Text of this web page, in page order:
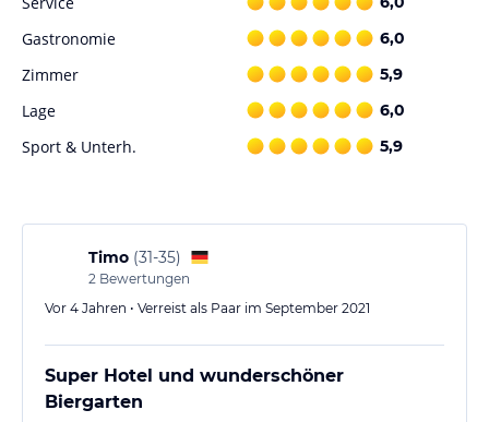
Gastronomie 6,0
Zimmer 5,9
Lage 6,0
Sport & Unterh. 5,9
Timo (31-35)
2 Bewertungen
Vor 4 Jahren • Verreist als Paar im September 2021
Super Hotel und wunderschöner
Biergarten